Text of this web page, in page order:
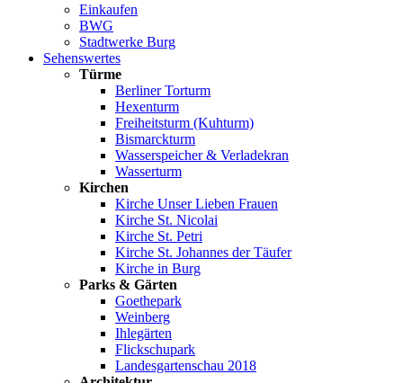
Einkaufen
BWG
Stadtwerke Burg
Sehenswertes
Türme
Berliner Torturm
Hexenturm
Freiheitsturm (Kuhturm)
Bismarckturm
Wasserspeicher & Verladekran
Wasserturm
Kirchen
Kirche Unser Lieben Frauen
Kirche St. Nicolai
Kirche St. Petri
Kirche St. Johannes der Täufer
Kirche in Burg
Parks & Gärten
Goethepark
Weinberg
Ihlegärten
Flickschupark
Landesgartenschau 2018